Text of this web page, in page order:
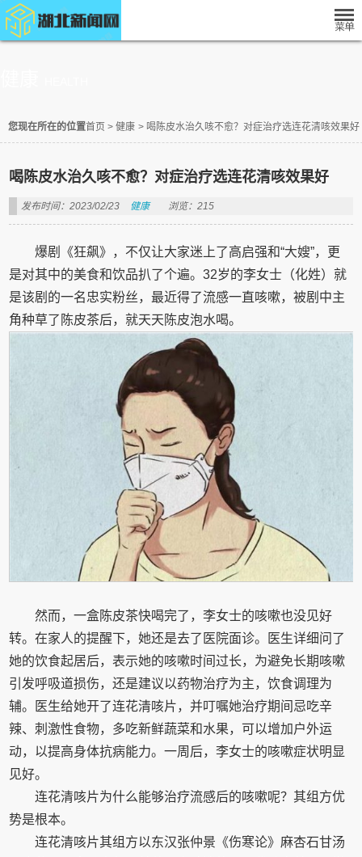
您现在所在的位置首页 > 健康 > 喝陈皮水治久咳不愈？对症治疗选连花清咳效果好
喝陈皮水治久咳不愈？对症治疗选连花清咳效果好
发布时间：2023/02/23 健康 浏览：215
爆剧《狂飙》，不仅让大家迷上了高启强和“大嫂”，更
是对其中的美食和饮品扒了个遍。32岁的李女士（化姓）就
是该剧的一名忠实粉丝，最近得了流感一直咳嗽，被剧中主
角种草了陈皮茶后，就天天陈皮泡水喝。
然而，一盒陈皮茶快喝完了，李女士的咳嗽也没见好
转。在家人的提醒下，她还是去了医院面诊。医生详细问了
她的饮食起居后，表示她的咳嗽时间过长，为避免长期咳嗽
引发呼吸道损伤，还是建议以药物治疗为主，饮食调理为
辅。医生给她开了连花清咳片，并叮嘱她治疗期间忌吃辛
辣、刺激性食物，多吃新鲜蔬菜和水果，可以增加户外运
动，以提高身体抗病能力。一周后，李女士的咳嗽症状明显
见好。
连花清咳片为什么能够治疗流感后的咳嗽呢？其组方优
势是根本。
连花清咳片其组方以东汉张仲景《伤寒论》麻杏石甘汤